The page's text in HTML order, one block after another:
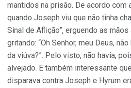
mantidos na prisão. De acordo com
quando Joseph viu que não tinha
Sinal de Aflição”, erguendo as
gritando: “Oh Senhor, meu Deus,
da viúva?”. Pelo visto, não havia,
alvejado. E também interessante
disparava contra Joseph e Hyrum